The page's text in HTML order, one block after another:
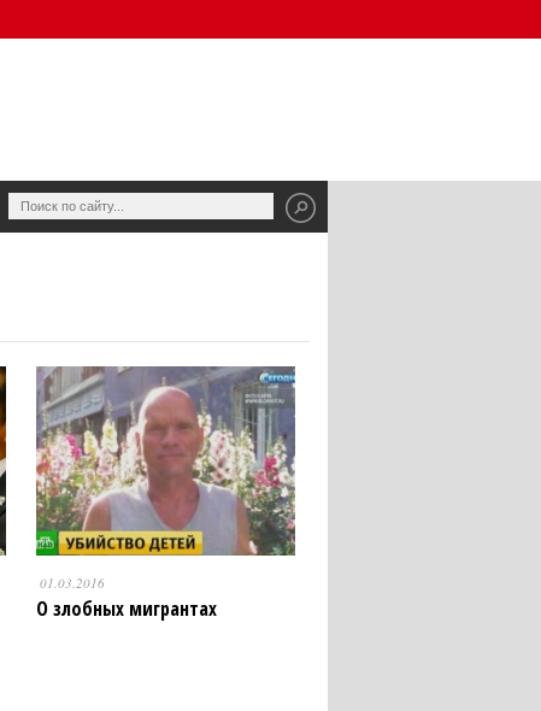
01.03.2016
О злобных мигрантах